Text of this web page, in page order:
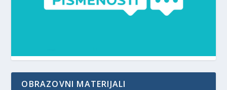
OBRAZOVNI MATERIJALI